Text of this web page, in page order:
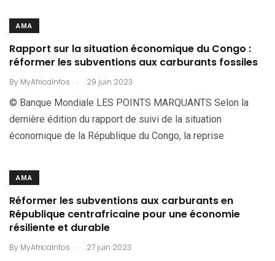
AMA
Rapport sur la situation économique du Congo :
réformer les subventions aux carburants fossiles
By MyAfricaInfos . 29 juin 2023
© Banque Mondiale LES POINTS MARQUANTS Selon la
dernière édition du rapport de suivi de la situation
économique de la République du Congo, la reprise
AMA
Réformer les subventions aux carburants en
République centrafricaine pour une économie
résiliente et durable
By MyAfricaInfos . 27 juin 2023